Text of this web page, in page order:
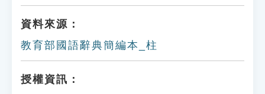
資料來源：
教育部國語辭典簡編本_柱
授權資訊：